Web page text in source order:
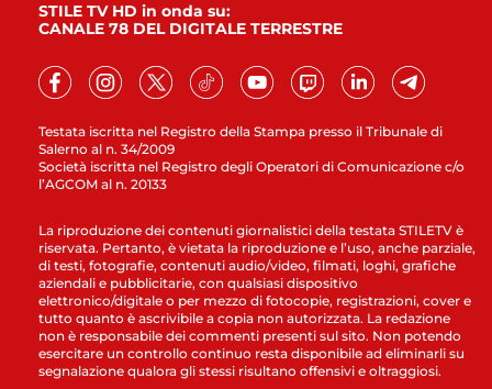
Testata iscritta nel Registro della Stampa presso il Tribunale di
Salerno al n. 34/2009
Società iscritta nel Registro degli Operatori di Comunicazione c/o
l’AGCOM al n. 20133
STILE TV HD in onda su:
CANALE 78 DEL DIGITALE TERRESTRE
La riproduzione dei contenuti giornalistici della testata STILETV è
riservata. Pertanto, è vietata la riproduzione e l’uso, anche parziale,
di testi, fotografie, contenuti audio/video, filmati, loghi, grafiche
aziendali e pubblicitarie, con qualsiasi dispositivo
elettronico/digitale o per mezzo di fotocopie, registrazioni, cover e
tutto quanto è ascrivibile a copia non autorizzata. La redazione
non è responsabile dei commenti presenti sul sito. Non potendo
esercitare un controllo continuo resta disponibile ad eliminarli su
segnalazione qualora gli stessi risultano offensivi e oltraggiosi.